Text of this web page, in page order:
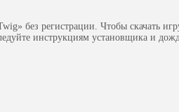
без регистрации. Чтобы скачать
инструкциям установщика и